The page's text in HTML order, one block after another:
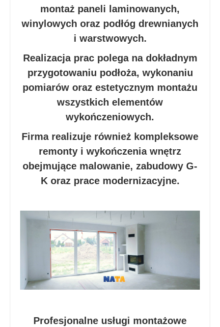
montaż paneli laminowanych,
winylowych oraz podłóg drewnianych
i warstwowych.
Realizacja prac polega na dokładnym
przygotowaniu podłoża, wykonaniu
pomiarów oraz estetycznym montażu
wszystkich elementów
wykończeniowych.
Firma realizuje również kompleksowe
remonty i wykończenia wnętrz
obejmujące malowanie, zabudowy G-
K oraz prace modernizacyjne.
Profesjonalne usługi montażowe